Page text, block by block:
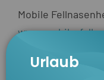
Mobile
www.mobile-
Urlaub